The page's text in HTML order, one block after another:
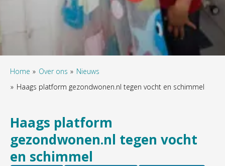
Home Over ons
Nieuws
Haags platform gezondwonen.nl tegen vocht en schimmel
Haags platform
gezondwonen.nl tegen vocht
en schimmel